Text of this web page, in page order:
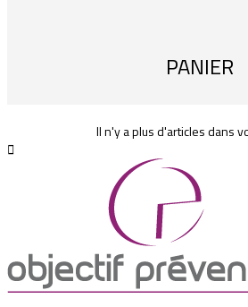
PANIER
Il n'y a plus d'articles dans
